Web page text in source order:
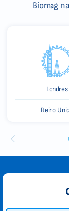
Biomag
Londres
Reino